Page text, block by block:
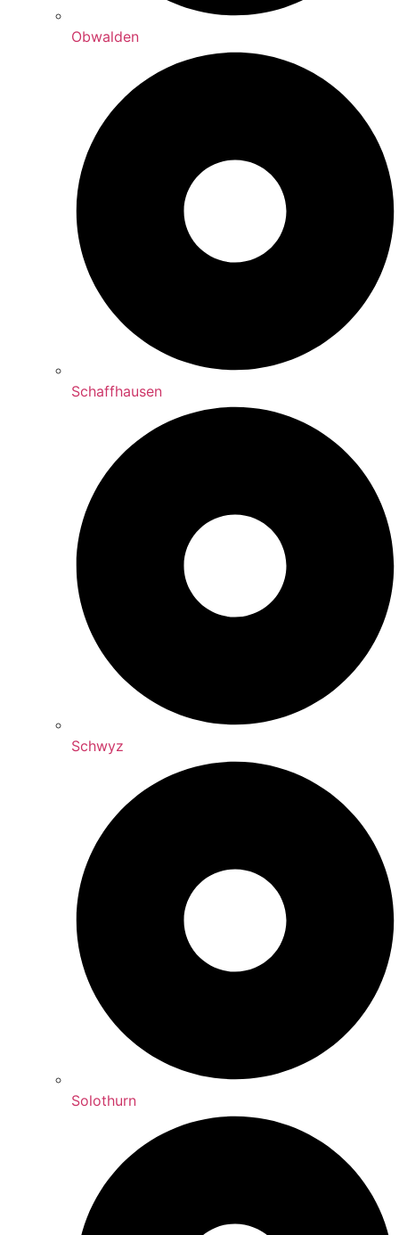
Obwalden
Schaffhausen
Schwyz
Solothurn